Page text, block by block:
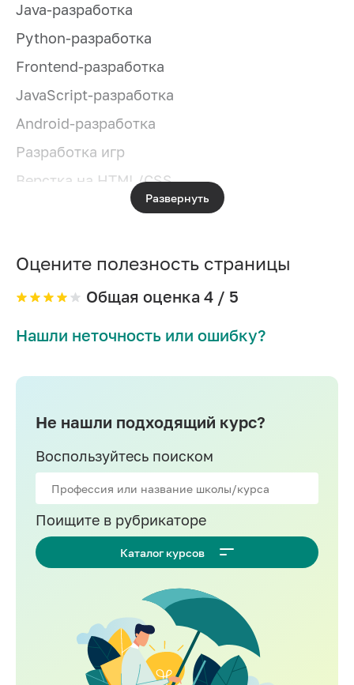
Java-разработка
Python-разработка
Frontend-разработка
JavaScript-разработка
Android-разработка
Разработка игр
Верстка на HTML/CSS
Системное администрирование
Разработка игр на Unity
PHP-разработка
Разработка на C++
Информационная безопасность
1C-разработка
Golang-разработка
VR/AR разработка
Разработка на Kotlin
Фреймворк Laravel
Blockchain
Развернуть
Оцените полезность страницы
Общая оценка 4/ 5
Нашли неточность или ошибку?
Не нашли подходящий курс?
Воспользуйтесь поиском
Поищите в рубрикаторе
Каталог курсов